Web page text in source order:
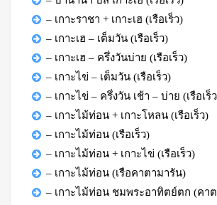
– เกาะราชา + เกาะเฮ (เรือเร็ว)
– เกาะเฮ – เต็มวัน (เรือเร็ว)
– เกาะเฮ – ครึ่งวันบ่าย (เรือเร็ว)
– เกาะไข่ – เต็มวัน (เรือเร็ว)
– เกาะไข่ – ครึ่งวัน เช้า – บ่าย (เรือเร็
– เกาะไม้ท่อน + เกาะโหลน (เรือเร็ว)
– เกาะไม้ท่อน (เรือเร็ว)
– เกาะไม้ท่อน + เกาะไข่ (เรือเร็ว)
– เกาะไม้ท่อน (เรือคาตามารัน)
– เกาะไม้ท่อน ชมพระอาทิตย์ตก (คา